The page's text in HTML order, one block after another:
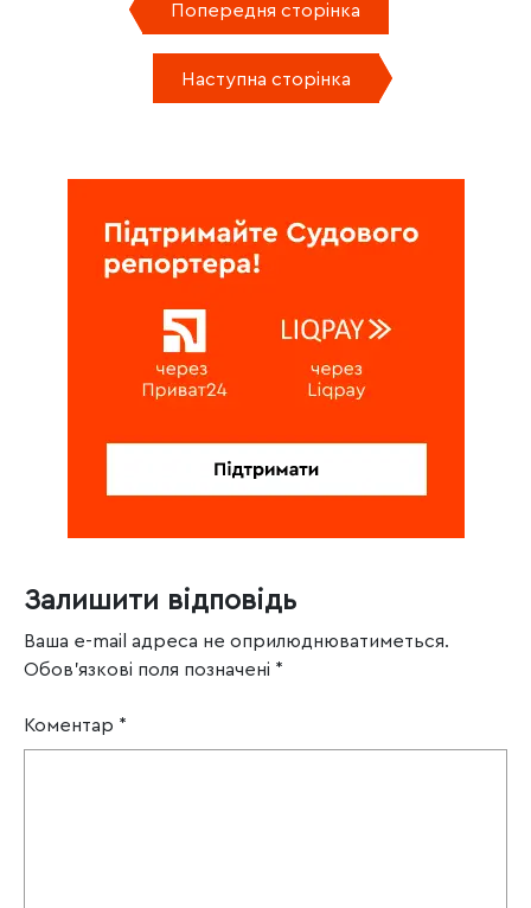
Попередня сторінка
Наступна сторінка
Залишити відповідь
Ваша e-mail адреса не оприлюднюватиметься.
Обов’язкові поля позначені *
Коментар *